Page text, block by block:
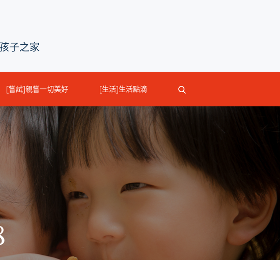
子之家
[嘗試]親嘗一切美好 [生活]生活點滴